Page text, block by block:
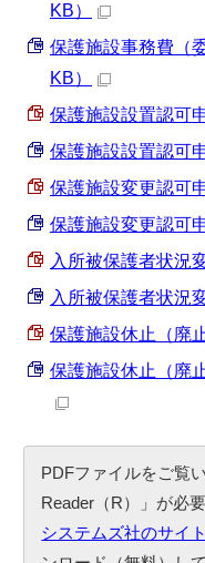
KB）
保護施設事務費（
KB）
保護施設設置認可
保護施設設置認可
保護施設変更認可
保護施設変更認可
入所被保護者状況
入所被保護者状況
保護施設休止（廃
保護施設休止（廃
PDFファイルをご覧
Reader（R）」が必
システムズ社のサイ